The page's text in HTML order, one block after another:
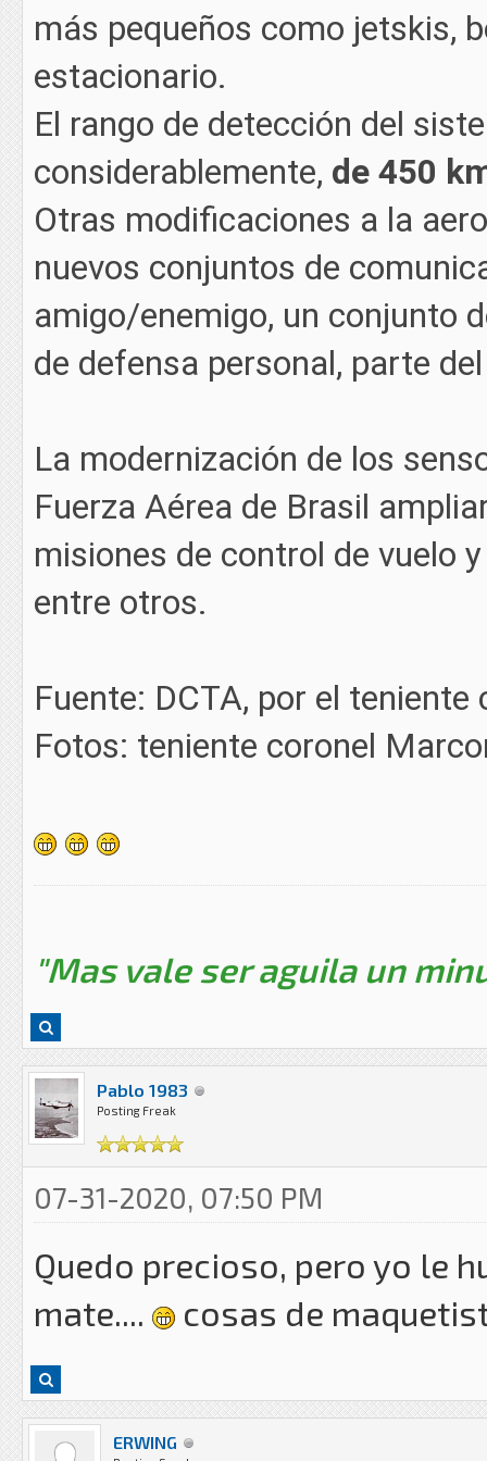
más pequeños como jetskis,
estacionario.
El rango de detección del
considerablemente, de 450
Otras modificaciones a la
nuevos conjuntos de
amigo/enemigo, un conjunto
de defensa personal, parte
La modernización de los
Fuerza Aérea de Brasil
misiones de control de vuelo
entre otros.
Fuente: DCTA, por el
Fotos: teniente coronel
"Mas vale ser aguila un
Pablo 1983
Posting Freak
07-31-2020, 07:50 PM
Quedo precioso, pero yo le
mate....
cosas de
ERWING